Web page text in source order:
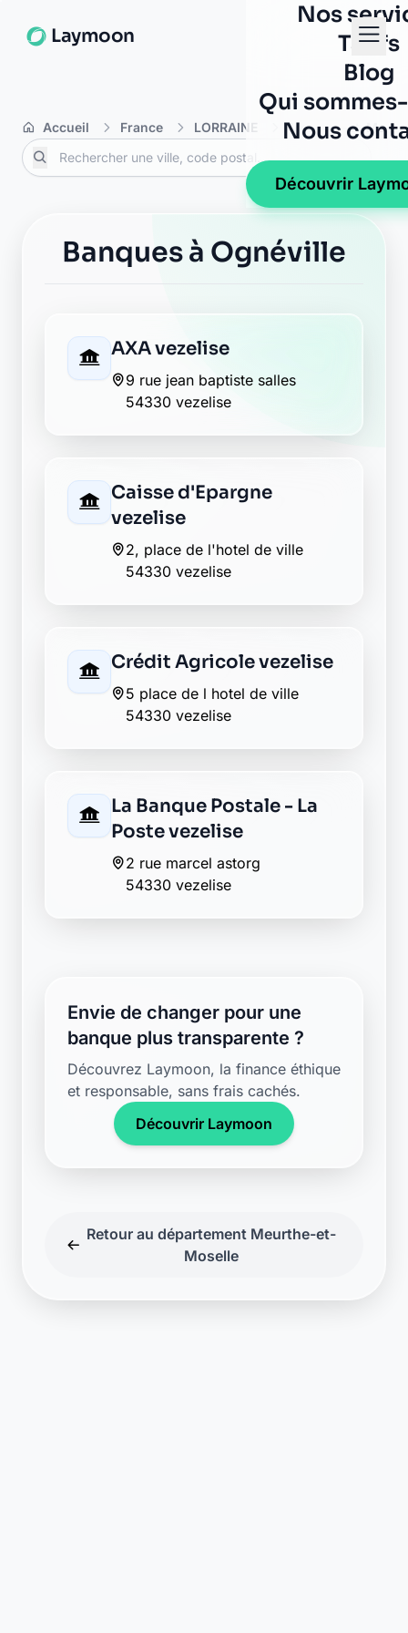
Laymoon
Nos
Tarifs
Blog
Qui
Nous
Découvrir
Accueil France LORRAINE Meurthe-et-
Banques à Ognéville
AXA vezelise
9 rue jean baptiste salles
54330 vezelise
Caisse d'Epargne
vezelise
2, place de l'hotel de ville
54330 vezelise
Crédit Agricole vezelise
5 place de l hotel de ville
54330 vezelise
La Banque Postale - La
Poste vezelise
2 rue marcel astorg
54330 vezelise
Envie de changer pour une
banque plus transparente ?
Découvrez Laymoon, la finance éthique
et responsable, sans frais cachés.
Découvrir Laymoon
Retour au département Meurthe-et-
Moselle